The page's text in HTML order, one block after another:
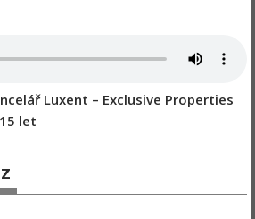
Luxent – Exclusive Properties
let